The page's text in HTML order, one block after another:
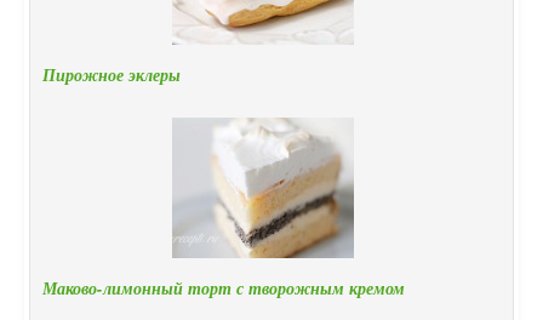
Пирожное эклеры
Маково-лимонный торт с творожным кремом